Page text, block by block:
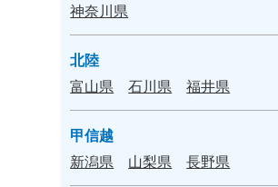
神奈川県
北陸
富山県
石川県 福井県
甲信越
新潟県
山梨県 長野県